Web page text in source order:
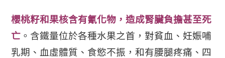
櫻桃籽和果核含有氰化物，造成腎臟負擔甚至死
亡 。含鐵量位於各種水果之首，對貧血、妊娠哺
乳期、血虛體質、食慾不振，和有腰腿疼痛、四